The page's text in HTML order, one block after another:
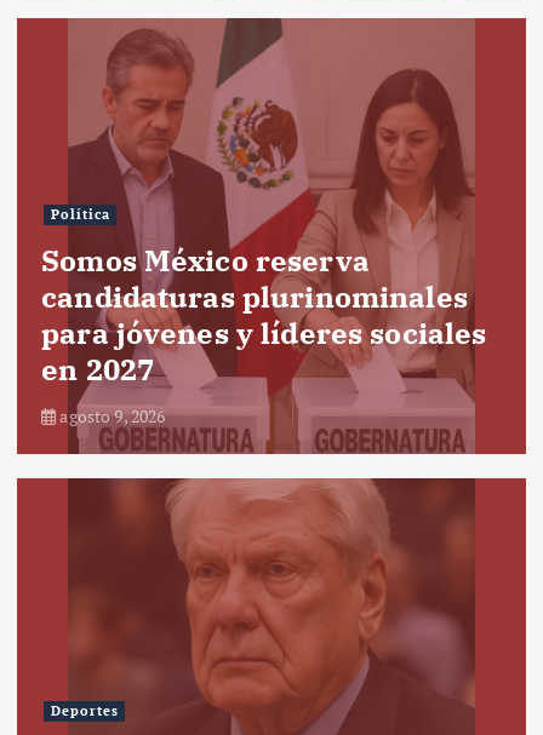
Política
Somos México reserva
candidaturas plurinominales
para jóvenes y líderes sociales
en 2027
agosto 9, 2026
Deportes